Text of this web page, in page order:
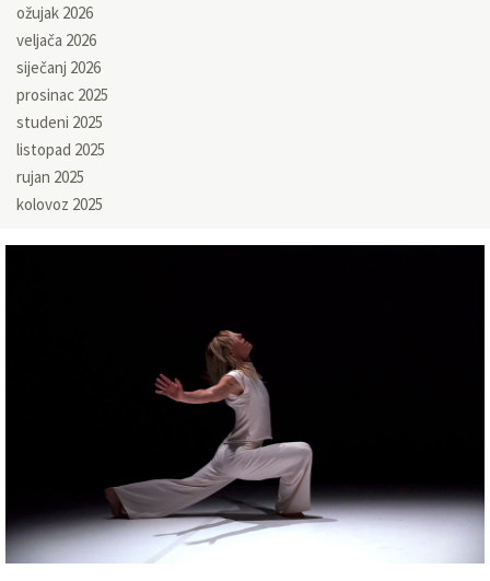
ožujak 2026
veljača 2026
siječanj 2026
prosinac 2025
studeni 2025
listopad 2025
rujan 2025
kolovoz 2025